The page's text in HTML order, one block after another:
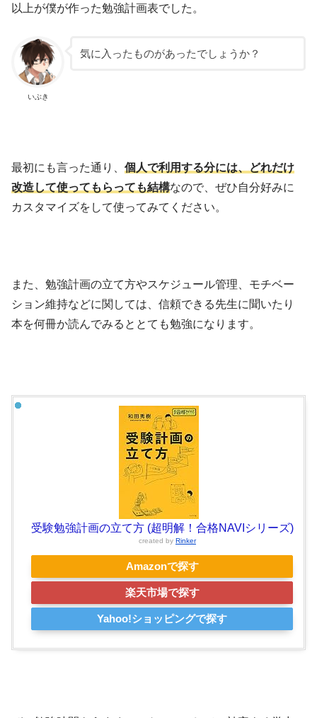
以上が僕が作った勉強計画表でした。
いぶき
気に入ったものがあったでしょうか？
最初にも言った通り、個人で利用する分には、どれだけ
改造して使ってもらっても結構なので、ぜひ自分好みに
カスタマイズをして使ってみてください。
また、勉強計画の立て方やスケジュール管理、モチベー
ション維持などに関しては、信頼できる先生に聞いたり
本を何冊か読んでみるととても勉強になります。
受験勉強計画の立て方 (超明解！合格NAVIシリーズ)
created by Rinker
Amazonで探す
楽天市場で探す
Yahoo!ショッピングで探す